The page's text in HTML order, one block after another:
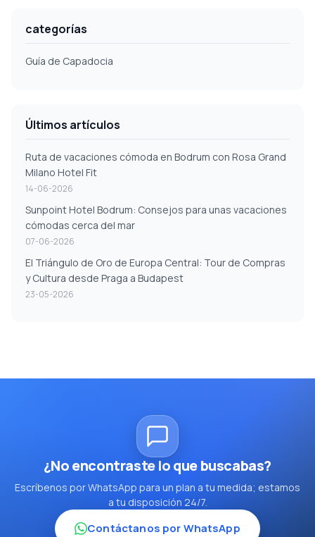
categorías
Guía de Capadocia
Últimos artículos
Ruta de vacaciones cómoda en Bodrum con Rosa Grand
Milano Hotel Fit
14-06-2026
Sunpoint Hotel Bodrum: Consejos para unas vacaciones
cómodas cerca del mar
07-06-2026
El Triángulo de Oro de Europa Central: Tour de Compras
y Cultura desde Praga a Budapest
23-05-2026
¿No encontraste lo que buscabas?
Escríbenos por WhatsApp para un plan a tu medida; estamos
a tu disposición 24/7.
Contáctanos por WhatsApp